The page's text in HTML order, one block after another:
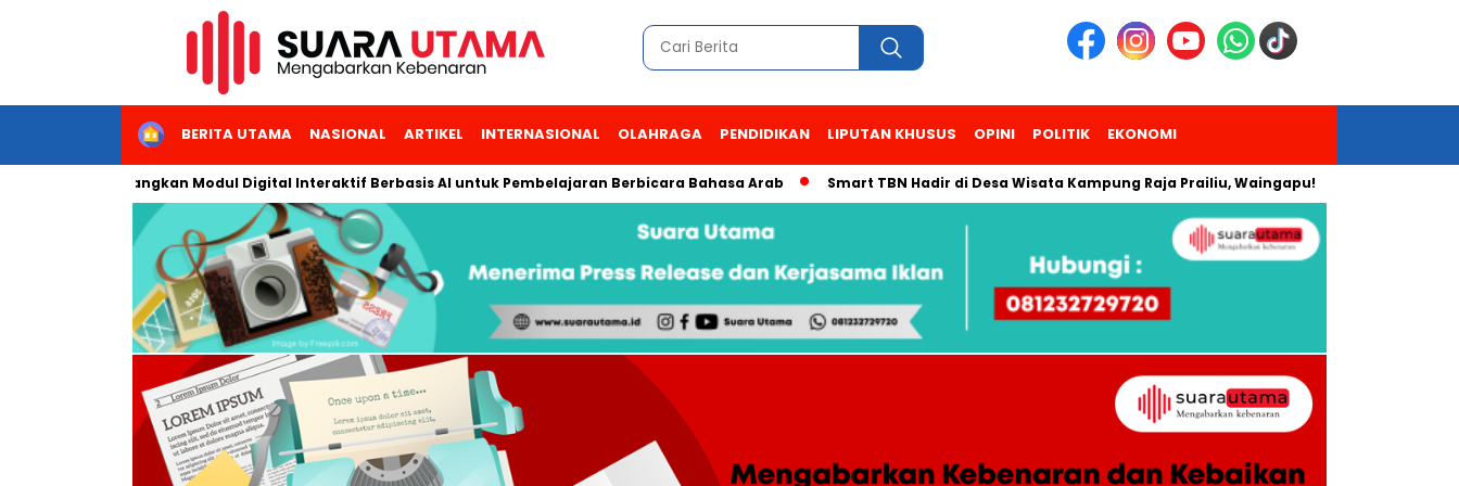
HOMEBERITA UTAMA NASIONAL ARTIKEL INTERNASIONAL OLAHRAGA PENDIDIKAN LIPUTAN KHUSUS OPINI POLITIK EKONOMI
Kembangkan Modul Digital Interaktif Berbasis AI untuk Pembelajaran Berbicara Bahasa Arab Smart TBN Hadir di Desa Wisata Kampung Raja Prailiu, Waingapu! Dua Pendaki